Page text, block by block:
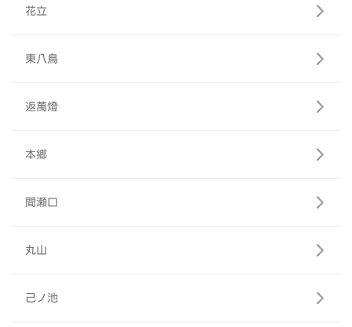
花立
東八鳥
返萬燈
本郷
間瀬口
丸山
己ノ池